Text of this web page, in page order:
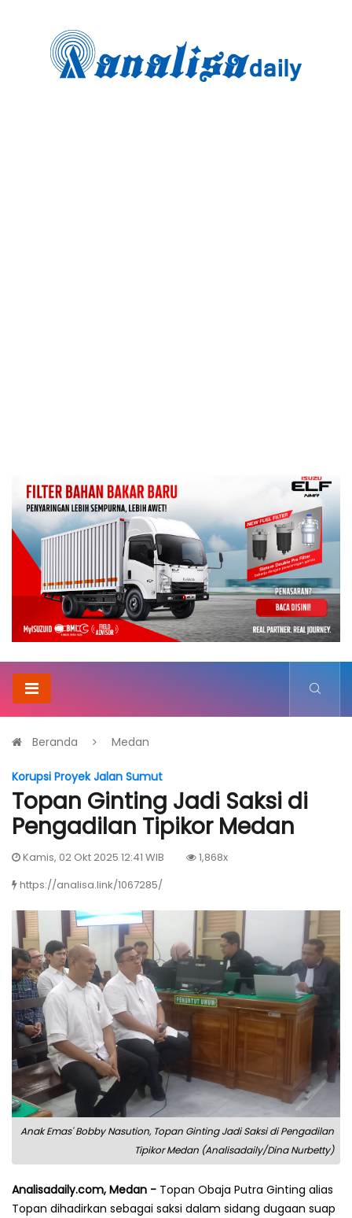
Beranda Medan
Korupsi Proyek Jalan Sumut
Topan Ginting Jadi Saksi di
Pengadilan Tipikor Medan
Kamis, 02 Okt 2025 12:41 WIB
1,868x
https://analisa.link/1067285/
Anak Emas' Bobby Nasution, Topan Ginting Jadi Saksi di Pengadilan
Tipikor Medan (Analisadaily/Dina Nurbetty)
Analisadaily.com, Medan - Topan Obaja Putra Ginting alias
Topan dihadirkan sebagai saksi dalam sidang dugaan suap